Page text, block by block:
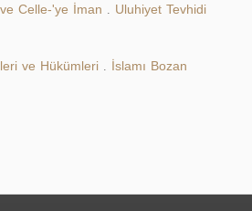
Celle-'ye İman Uluhiyet Tevhidi
ve Hükümleri İslamı Bozan